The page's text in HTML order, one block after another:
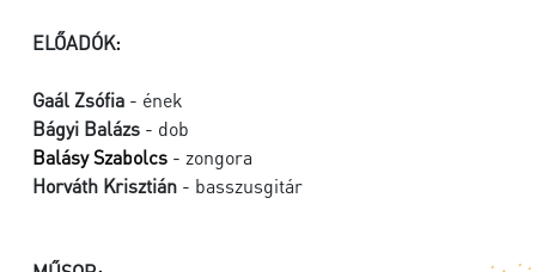
ELŐADÓK:
Gaál Zsófia - ének
Bágyi Balázs - dob
Balásy Szabolcs - zongora
Horváth Krisztián - basszusgitár